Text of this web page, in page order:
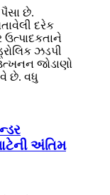
છે.
દરેક
ઉત્પાદકતાને
ઝડપી
જોડાણો
છે. વધુ
અંતિમ